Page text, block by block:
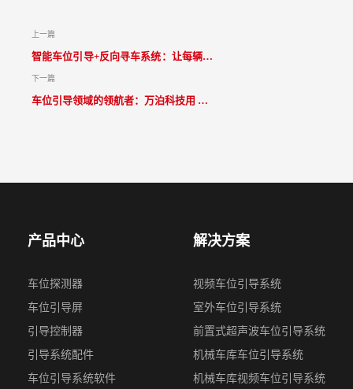
上一篇
智能车位引导+反向寻车系统：让每辆车
都有'家'可归
下一篇
车位引导领域的领航者：万泊科技用 十
产品中心
车位探测器
车位引导屏
引导控制器
引导系统配件
车位引导系统软件
解决方案
视频⻋位引导系统
室外车位引导系统
前置式超声波⻋位引导系统
机械车库车位引导系统
机械⻋库视频车位引导系统